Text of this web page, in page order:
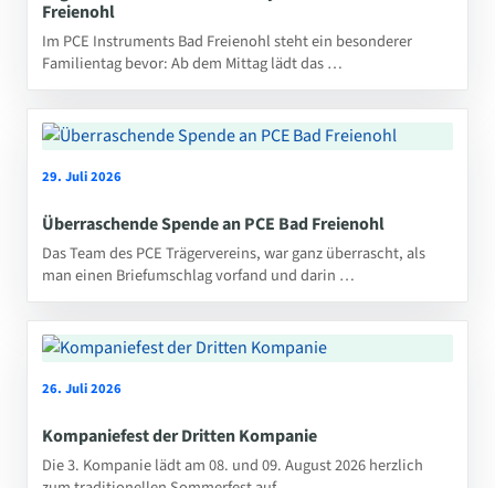
Freienohl
Im PCE Instruments Bad Freienohl steht ein besonderer
Familientag bevor: Ab dem Mittag lädt das …
29. Juli 2026
Überraschende Spende an PCE Bad Freienohl
Das Team des PCE Trägervereins, war ganz überrascht, als
man einen Briefumschlag vorfand und darin …
26. Juli 2026
Kompaniefest der Dritten Kompanie
Die 3. Kompanie lädt am 08. und 09. August 2026 herzlich